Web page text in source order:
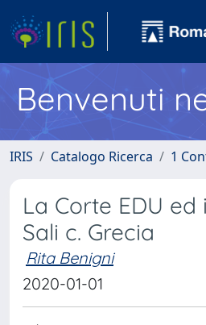
Benvenuti
IRIS Catalogo Ricerca 1
La Corte EDU
Sali c. Grecia
Rita Benigni
2020-01-01